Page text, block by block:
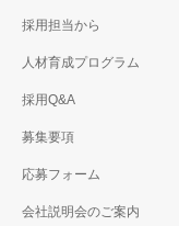
採用担当から
人材育成プログラム
採用Q&A
募集要項
応募フォーム
会社説明会のご案内